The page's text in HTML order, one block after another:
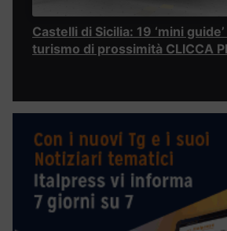
Castelli di Sicilia: 19 ‘mini
turismo di prossimità CLICCA